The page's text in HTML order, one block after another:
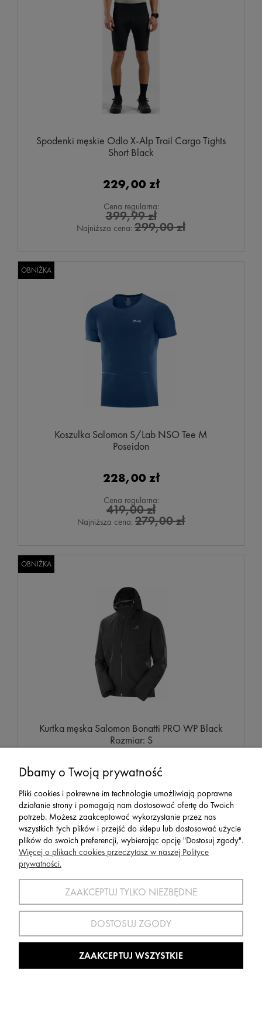
Spodenki męskie Odlo X-Alp Trail Cargo Tights
Short Black
229,00 zł
Cena regularna:
399,99 zł
Najniższa cena: 299,00 zł
Koszulka Salomon S/Lab NSO Tee M
Posejdon
228,00 zł
Cena regularna:
419,00 zł
Najniższa cena: 279,00 zł
OBNIŻKA
Kurtka męska Salomon Bonatti PRO WP Black
Rozmiar: S
428,00 zł
Cena regularna:
949,00 zł
Najniższa cena:459,00 zł
OBNIŻKA
OBNIŻKA
Dbamy o Twoją prywatność
Pliki cookies i pokrewne im technologie umożliwiają poprawne
działanie strony i pomagają nam dostosować ofertę do Twoich
potrzeb. Możesz zaakceptować wykorzystanie przez nas
wszystkich tych plików i przejść do sklepu lub dostosować użycie
plików do swoich preferencji, wybierając opcję "Dostosuj zgody".
Więcej o plikach cookies przeczytasz w naszej Polityce
prywatności.
ZAAKCEPTUJ TYLKO NIEZBĘDNE
DOSTOSUJ ZGODY
ZAAKCEPTUJ WSZYSTKIE